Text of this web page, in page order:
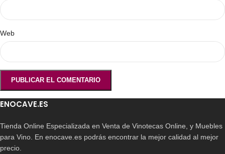
Web
ENOCAVE.ES
Tienda Online Especializada en Venta de Vinotecas Online, y Muebles
para Vino. En enocave.es podrás encontrar la mejor calidad al mejor
precio.